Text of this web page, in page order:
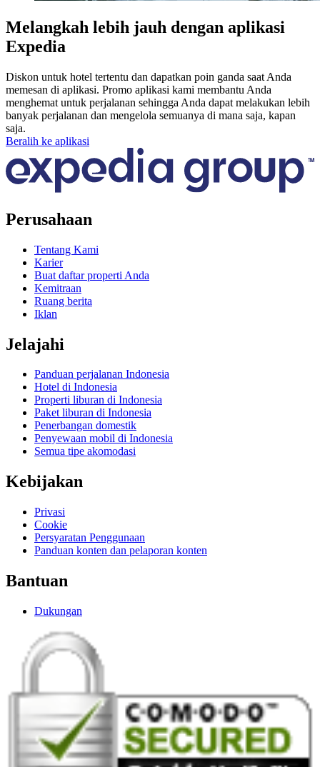
Melangkah lebih jauh dengan aplikasi
Expedia
Diskon untuk hotel tertentu dan dapatkan poin ganda saat Anda
memesan di aplikasi. Promo aplikasi kami membantu Anda
menghemat untuk perjalanan sehingga Anda dapat melakukan lebih
banyak perjalanan dan mengelola semuanya di mana saja, kapan
saja.
Beralih ke aplikasi
Perusahaan
Tentang Kami
Karier
Buat daftar properti Anda
Kemitraan
Ruang berita
Iklan
Jelajahi
Panduan perjalanan Indonesia
Hotel di Indonesia
Properti liburan di Indonesia
Paket liburan di Indonesia
Penerbangan domestik
Penyewaan mobil di Indonesia
Semua tipe akomodasi
Kebijakan
Privasi
Cookie
Persyaratan Penggunaan
Panduan konten dan pelaporan konten
Bantuan
Dukungan